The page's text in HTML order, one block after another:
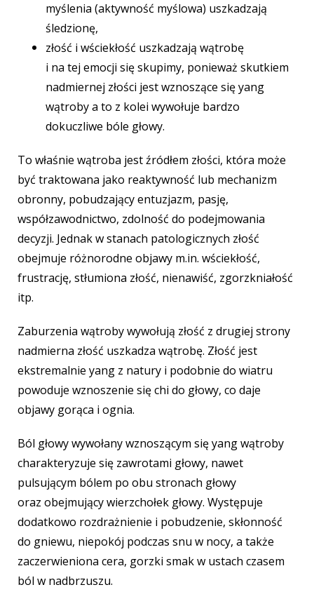
myślenia (aktywność myślowa) uszkadzają
śledzionę,
złość i wściekłość uszkadzają wątrobę
i na tej emocji się skupimy, ponieważ skutkiem
nadmiernej złości jest wznoszące się yang
wątroby a to z kolei wywołuje bardzo
dokuczliwe bóle głowy.
To właśnie wątroba jest źródłem złości, która może
być traktowana jako reaktywność lub mechanizm
obronny, pobudzający entuzjazm, pasję,
współzawodnictwo, zdolność do podejmowania
decyzji. Jednak w stanach patologicznych złość
obejmuje różnorodne objawy m.in. wściekłość,
frustrację, stłumiona złość, nienawiść, zgorzkniałość
itp.
Zaburzenia wątroby wywołują złość z drugiej strony
nadmierna złość uszkadza wątrobę. Złość jest
ekstremalnie yang z natury i podobnie do wiatru
powoduje wznoszenie się chi do głowy, co daje
objawy gorąca i ognia.
Ból głowy wywołany wznoszącym się yang wątroby
charakteryzuje się zawrotami głowy, nawet
pulsującym bólem po obu stronach głowy
oraz obejmujący wierzchołek głowy. Występuje
dodatkowo rozdrażnienie i pobudzenie, skłonność
do gniewu, niepokój podczas snu w nocy, a także
zaczerwieniona cera, gorzki smak w ustach czasem
ból w nadbrzuszu.